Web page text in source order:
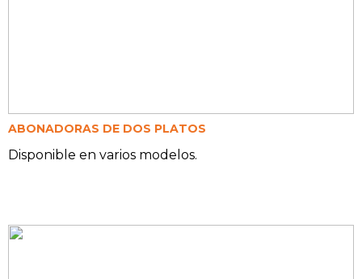
ABONADORAS DE DOS PLATOS
Disponible en varios modelos.